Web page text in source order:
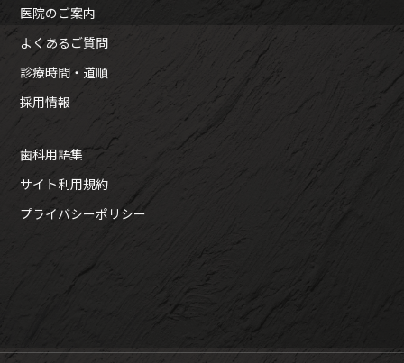
医院のご案内
よくあるご質問
診療時間・道順
採用情報
歯科用語集
サイト利用規約
プライバシーポリシー